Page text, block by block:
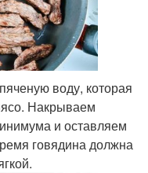
воду, которая
Накрываем
и оставляем
говядина должна